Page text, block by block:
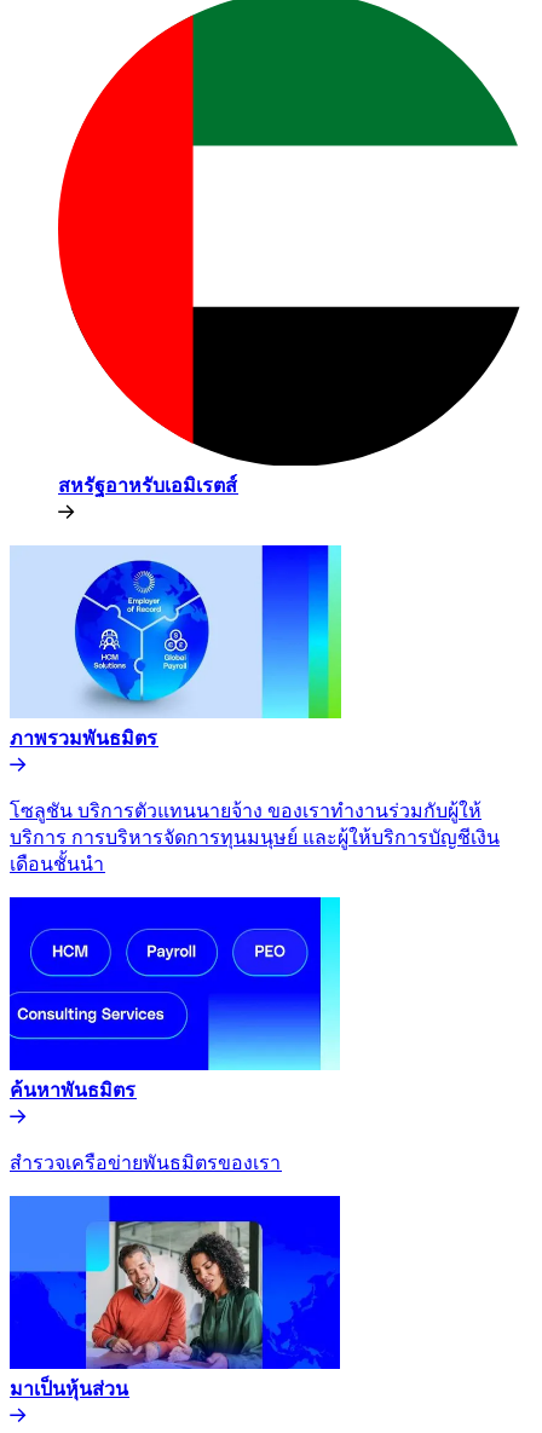
สหรัฐอาหรับเอมิเรตส์​​
ภาพรวมพันธมิตร​​
โซลูชัน บริการตัวแทนนายจ้าง ของเราทำงานร่วมกับผู้ให้
บริการ การบริหารจัดการทุนมนุษย์ และผู้ให้บริการบัญชีเงิน
เดือนชั้นนำ​​
ค้นหาพันธมิตร​​
สำรวจเครือข่ายพันธมิตรของเรา​​
มาเป็นหุ้นส่วน​​